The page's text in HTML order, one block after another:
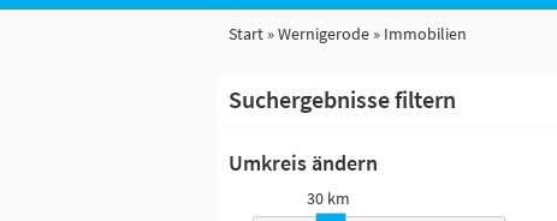
Start Wernigerode Immobilien
Suchergebnisse filtern
Umkreis ändern
30 km